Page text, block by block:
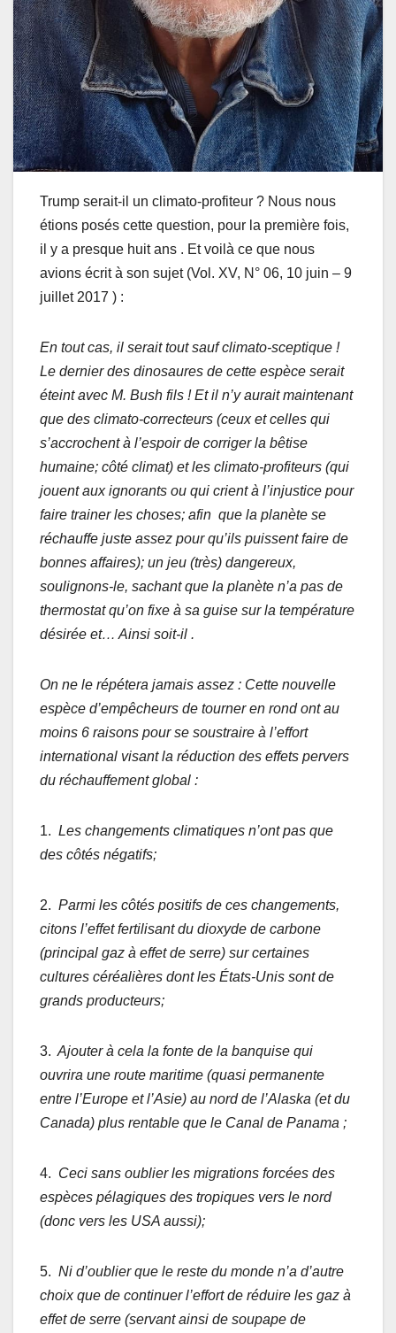
Trump serait-il un climato-profiteur ? Nous nous
étions posés cette question, pour la première fois,
il y a presque huit ans . Et voilà ce que nous
avions écrit à son sujet (Vol. XV, N° 06, 10 juin – 9
juillet 2017 ) :
En tout cas, il serait tout sauf climato-sceptique !
Le dernier des dinosaures de cette espèce serait
éteint avec M. Bush fils ! Et il n’y aurait maintenant
que des climato-correcteurs (ceux et celles qui
s’accrochent à l’espoir de corriger la bêtise
humaine; côté climat) et les climato-profiteurs (qui
jouent aux ignorants ou qui crient à l’injustice pour
faire trainer les choses; afin que la planète se
réchauffe juste assez pour qu’ils puissent faire de
bonnes affaires); un jeu (très) dangereux,
soulignons-le, sachant que la planète n’a pas de
thermostat qu’on fixe à sa guise sur la température
désirée et… Ainsi soit-il .
On ne le répétera jamais assez : Cette nouvelle
espèce d’empêcheurs de tourner en rond ont au
moins 6 raisons pour se soustraire à l’effort
international visant la réduction des effets pervers
du réchauffement global :
1. Les changements climatiques n’ont pas que
des côtés négatifs;
2. Parmi les côtés positifs de ces changements,
citons l’effet fertilisant du dioxyde de carbone
(principal gaz à effet de serre) sur certaines
cultures céréalières dont les États-Unis sont de
grands producteurs;
3. Ajouter à cela la fonte de la banquise qui
ouvrira une route maritime (quasi permanente
entre l’Europe et l’Asie) au nord de l’Alaska (et du
Canada) plus rentable que le Canal de Panama ;
4. Ceci sans oublier les migrations forcées des
espèces pélagiques des tropiques vers le nord
(donc vers les USA aussi);
5. Ni d’oublier que le reste du monde n’a d’autre
choix que de continuer l’effort de réduire les gaz à
effet de serre (servant ainsi de soupape de